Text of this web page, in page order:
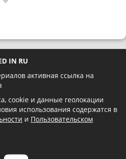
IN RU
активная ссылка на
cookie и данные геолокации
использования содержатся в
и Пользовательском